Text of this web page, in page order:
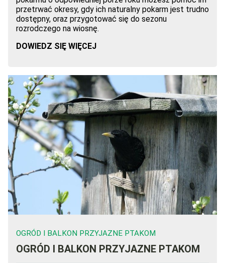
przetrwać okresy, gdy ich naturalny pokarm jest trudno
dostępny, oraz przygotować się do sezonu
rozrodczego na wiosnę.
DOWIEDZ SIĘ WIĘCEJ
OGRÓD I BALKON PRZYJAZNE PTAKOM
OGRÓD I BALKON PRZYJAZNE PTAKOM